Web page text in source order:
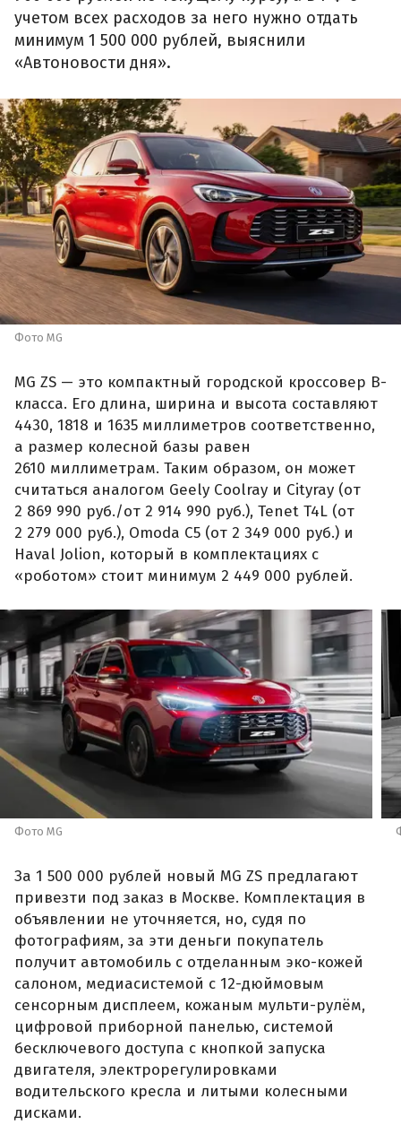
учетом всех расходов за него нужно отдать
минимум 1 500 000 рублей, выяснили
«Автоновости дня».
Фото MG
MG ZS — это компактный городской кроссовер B-
класса. Его длина, ширина и высота составляют
4430, 1818 и 1635 миллиметров соответственно,
а размер колесной базы равен
2610 миллиметрам. Таким образом, он может
считаться аналогом Geely Coolray и Cityray (от
2 869 990 руб./от 2 914 990 руб.), Tenet T4L (от
2 279 000 руб.), Omoda C5 (от 2 349 000 руб.) и
Haval Jolion, который в комплектациях с
«роботом» стоит минимум 2 449 000 рублей.
Фото MG
За 1 500 000 рублей новый MG ZS предлагают
привезти под заказ в Москве. Комплектация в
объявлении не уточняется, но, судя по
фотографиям, за эти деньги покупатель
получит автомобиль с отделанным эко-кожей
салоном, медиасистемой с 12-дюймовым
сенсорным дисплеем, кожаным мульти-рулём,
цифровой приборной панелью, системой
бесключевого доступа с кнопкой запуска
двигателя, электрорегулировками
водительского кресла и литыми колесными
дисками.